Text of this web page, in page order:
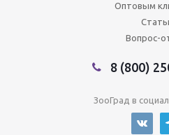
Оптовым
Вопрос-
8 (800)
ЗооГрад в